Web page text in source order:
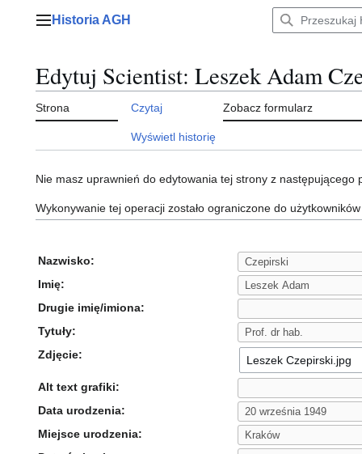
Menu główne
Historia AGH
Edytuj Scientist: Leszek Adam
Strona Czytaj Zobacz formularz
Wyświetl historię
Nie masz uprawnień do edytowania tej strony z następującego
Wykonywanie tej operacji zostało ograniczone do
Nazwisko:
Imię:
Drugie imię/imiona:
Tytuły:
Zdjęcie:
Alt text grafiki:
Data urodzenia:
Miejsce urodzenia: